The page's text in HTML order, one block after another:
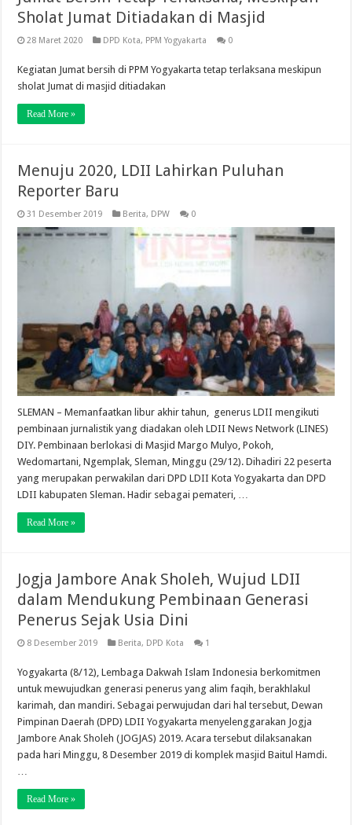
Sholat Jumat Ditiadakan di Masjid
28 Maret 2020 DPD Kota, PPM Yogyakarta 0
Kegiatan Jumat bersih di PPM Yogyakarta tetap terlaksana meskipun
sholat Jumat di masjid ditiadakan
Read More »
Menuju 2020, LDII Lahirkan Puluhan
Reporter Baru
31 Desember 2019 Berita, DPW 0
SLEMAN – Memanfaatkan libur akhir tahun, generus LDII mengikuti
pembinaan jurnalistik yang diadakan oleh LDII News Network (LINES)
DIY. Pembinaan berlokasi di Masjid Margo Mulyo, Pokoh,
Wedomartani, Ngemplak, Sleman, Minggu (29/12). Dihadiri 22 peserta
yang merupakan perwakilan dari DPD LDII Kota Yogyakarta dan DPD
LDII kabupaten Sleman. Hadir sebagai pemateri, …
Read More »
Jogja Jambore Anak Sholeh, Wujud LDII
dalam Mendukung Pembinaan Generasi
Penerus Sejak Usia Dini
8 Desember 2019 Berita, DPD Kota 1
Yogyakarta (8/12), Lembaga Dakwah Islam Indonesia berkomitmen
untuk mewujudkan generasi penerus yang alim faqih, berakhlakul
karimah, dan mandiri. Sebagai perwujudan dari hal tersebut, Dewan
Pimpinan Daerah (DPD) LDII Yogyakarta menyelenggarakan Jogja
Jambore Anak Sholeh (JOGJAS) 2019. Acara tersebut dilaksanakan
pada hari Minggu, 8 Desember 2019 di komplek masjid Baitul Hamdi.
Read More »